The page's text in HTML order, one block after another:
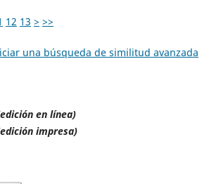
12 13 > >>
una búsqueda de similitud avanzada
en línea)
impresa)